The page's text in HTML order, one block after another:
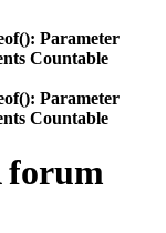
Parameter
Countable
Parameter
Countable
forum